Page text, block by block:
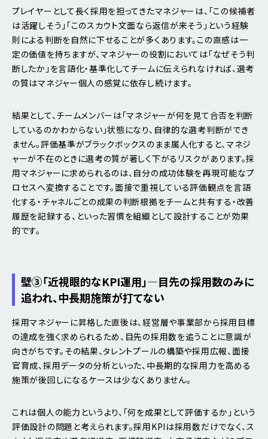
プレイヤーとして長く採用を担ってきたマネジャーは、「この候補者
は活躍しそう」「このスカウト文面なら返信が来そう」という経験
則による判断を自然に下せることが多くあります。この直感は一
定の価値を持ちますが、マネジャーの役割においては「なぜそう判
断したか」を言語化・基準化してチームに伝えられなければ、選考
の質はマネジャー個人の感覚に依存し続けます。
結果として、チームメンバーは「マネジャーが何を見て合否を判断
しているのかわからない」状態になり、自律的な選考判断ができ
ません。評価基準がブラックボックスのまま属人化すると、マネジ
ャーが不在のときに選考の質が著しく下がるリスクがあります。採
用マネジャーに求められるのは、自分の成功体験を再現可能なプ
ロセスへ変換することです。面接で重視している評価観点を言語
化する・チャネルごとの成果の判断根拠をチームと共有する・改善
履歴を記録する、といった習慣を組織として設計することが効果
的です。
壁③「近視眼的なKPI運用」―目先の採用数のみに
追われ、中長期施策が打てない
採用マネジャーに昇格した直後は、経営層や事業部から採用目標
の達成を強く求められるため、目先の採用数を追うことに意識が
向きがちです。その結果、タレントプールの構築や採用広報、面接
官育成、採用データの分析といった、中長期的な採用力を高める
施策が後回しになるケースは少なくありません。
これは個人の能力というより、「何を成果として評価するか」という
評価設計の問題と考えられます。採用KPIは採用数だけでなく、ス